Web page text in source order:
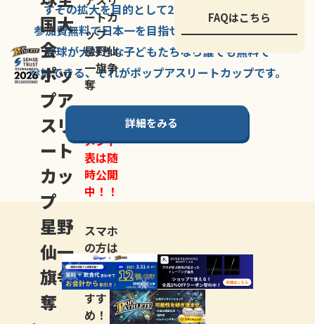
国大
会
ポッ
プア
スリ
ート
カッ
プ
星野
仙一
旗争
奪
ートカ
ップ
星野仙
一旗争
奪
メント
表は随
時公開
中！！
スマホ
の方は
LINE登
録がお
すす
め！
FAQはこちら
すその拡大を目的として2007年に
参加費無料で日本一を目指せる唯一の野球大会。
野球が大好きな子どもたちなら誰でも無料で
参加できる、それがポップアスリートカップです。
詳細をみる